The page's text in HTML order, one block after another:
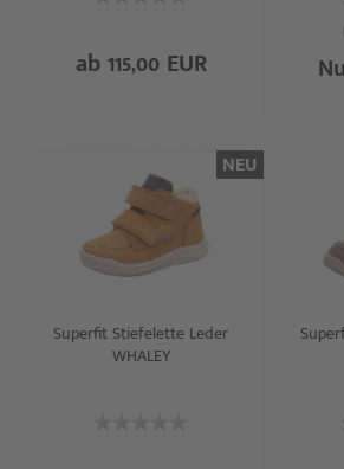
ab 115,00 EUR
NEU
Superfit Stiefelette Leder
WHALEY